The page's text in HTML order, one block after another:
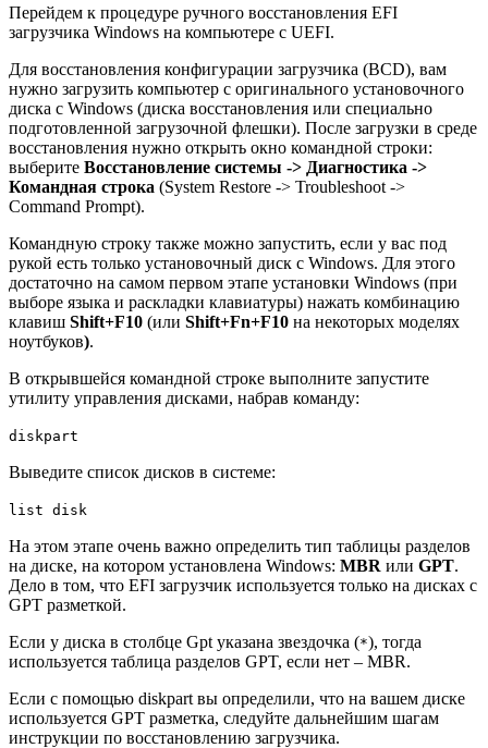
Перейдем к процедуре ручного восстановления EFI
загрузчика Windows на компьютере с UEFI.
Для восстановления конфигурации загрузчика (BCD), вам
нужно загрузить компьютер с оригинального установочного
диска с Windows (диска восстановления или специально
подготовленной загрузочной флешки). После загрузки в среде
восстановления нужно открыть окно командной строки:
выберите Восстановление системы -> Диагностика ->
Командная строка (System Restore -> Troubleshoot ->
Command Prompt).
Командную строку также можно запустить, если у вас под
рукой есть только установочный диск с Windows. Для этого
достаточно на самом первом этапе установки Windows (при
выборе языка и раскладки клавиатуры) нажать комбинацию
клавиш Shift+F10 (или Shift+Fn+F10 на некоторых моделях
ноутбуков).
В открывшейся командной строке выполните запустите
утилиту управления дисками, набрав команду:
diskpart
Выведите список дисков в системе:
list disk
На этом этапе очень важно определить тип таблицы разделов
на диске, на котором установлена Windows: MBR или GPT.
Дело в том, что EFI загрузчик используется только на дисках с
GPT разметкой.
Если у диска в столбце Gpt указана звездочка (*), тогда
используется таблица разделов GPT, если нет – MBR.
Если с помощью diskpart вы определили, что на вашем диске
используется GPT разметка, следуйте дальнейшим шагам
инструкции по восстановлению загрузчика.